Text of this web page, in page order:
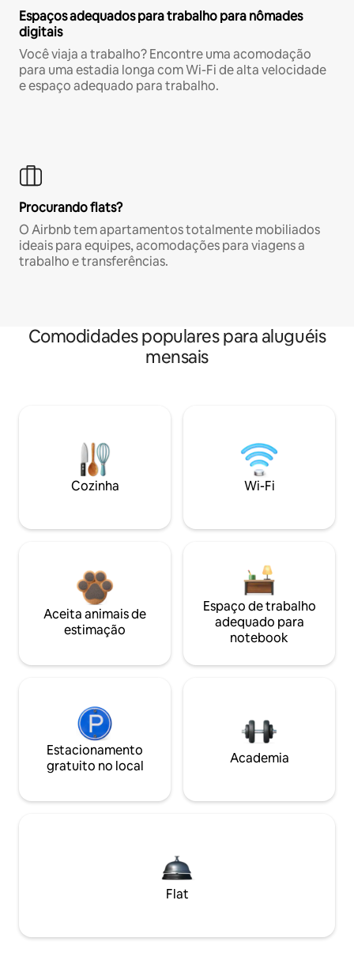
Espaços adequados para trabalho para nômades
digitais
Você viaja a trabalho? Encontre uma acomodação
para uma estadia longa com Wi-Fi de alta velocidade
e espaço adequado para trabalho.
Procurando flats?
O Airbnb tem apartamentos totalmente mobiliados
ideais para equipes, acomodações para viagens a
trabalho e transferências.
Comodidades populares para aluguéis
mensais
Cozinha Wi-Fi
Aceita animais de
estimação
Espaço de trabalho
adequado para
notebook
Estacionamento
gratuito no local
Academia
Flat